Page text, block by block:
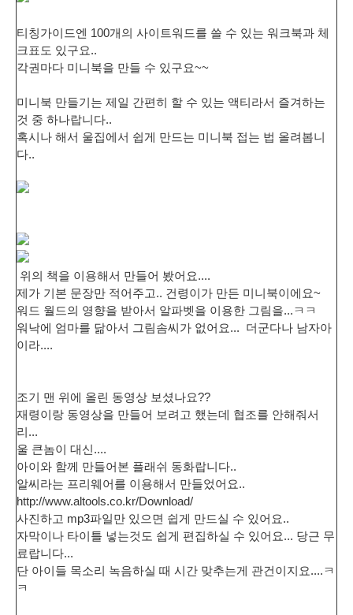
티칭가이드엔 100개의 사이트워드를 쓸 수 있는 워크북과 체
크표도 있구요..
각권마다 미니북을 만들 수 있구요~~
미니북 만들기는 제일 간편히 할 수 있는 액티라서 즐겨하는
것 중 하나랍니다..
혹시나 해서 울집에서 쉽게 만드는 미니북 접는 법 올려봅니
다..
위의 책을 이용해서 만들어 봤어요....
제가 기본 문장만 적어주고.. 건령이가 만든 미니북이에요~
워드 월드의 영향을 받아서 알파벳을 이용한 그림을...ㅋㅋ
워낙에 엄마를 닮아서 그림솜씨가 없어요... 더군다나 남자아
이라....
조기 맨 위에 올린 동영상 보셨나요??
재령이랑 동영상을 만들어 보려고 했는데 협조를 안해줘서
리...
울 큰놈이 대신....
아이와 함께 만들어본 플래쉬 동화랍니다..
알씨라는 프리웨어를 이용해서 만들었어요..
http://www.altools.co.kr/Download/
사진하고 mp3파일만 있으면 쉽게 만드실 수 있어요..
자막이나 타이틀 넣는것도 쉽게 편집하실 수 있어요... 당근 무
료랍니다...
단 아이들 목소리 녹음하실 때 시간 맞추는게 관건이지요....ㅋ
ㅋ